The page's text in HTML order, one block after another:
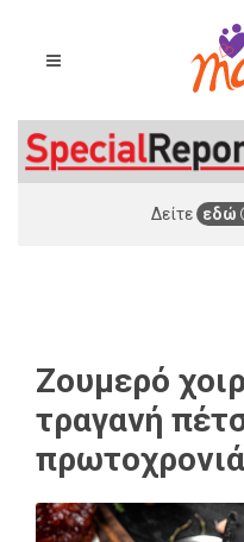
Δείτε εδώ
Ζουμερό
τραγανή